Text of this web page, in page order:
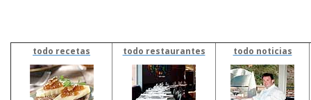
todo recetas todo restaurantes todo noticias